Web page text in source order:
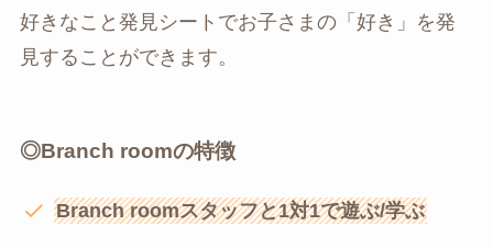
好きなこと発見シートでお子さまの「好き」を発
見することができます。
◎Branch roomの特徴
Branch roomスタッフと1対1で遊ぶ/学ぶ